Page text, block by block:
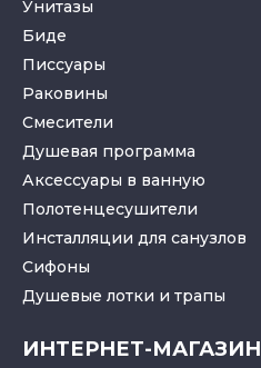
Унитазы
Биде
Писсуары
Раковины
Смесители
Душевая программа
Аксессуары в ванную
Полотенцесушители
Инсталляции для санузлов
Cифоны
Душевые лотки и трапы
ИНТЕРНЕТ-МАГАЗИН